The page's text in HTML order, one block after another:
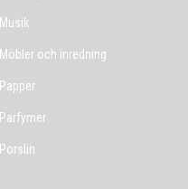
Musik
Möbler och inredning
Papper
Parfymer
Porslin